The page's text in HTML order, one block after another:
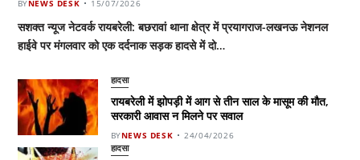
BYNEWS DESK 15/07/2026
सशक्त न्यूज नेटवर्क रायबरेली: बछरावां थाना क्षेत्र में प्रयागराज-लखनऊ नेशनल
हाईवे पर मंगलवार को एक दर्दनाक सड़क हादसे में दो…
हादसा
रायबरेली में झोपड़ी में आग से तीन साल के मासूम की मौत,
सरकारी आवास न मिलने पर सवाल
BYNEWS DESK 24/04/2026
हादसा